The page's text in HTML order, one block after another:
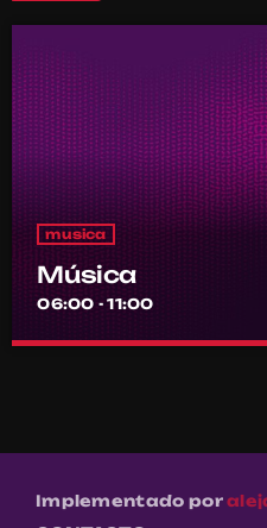
musica
Música
06:00 - 11:00
Música
Implementado por